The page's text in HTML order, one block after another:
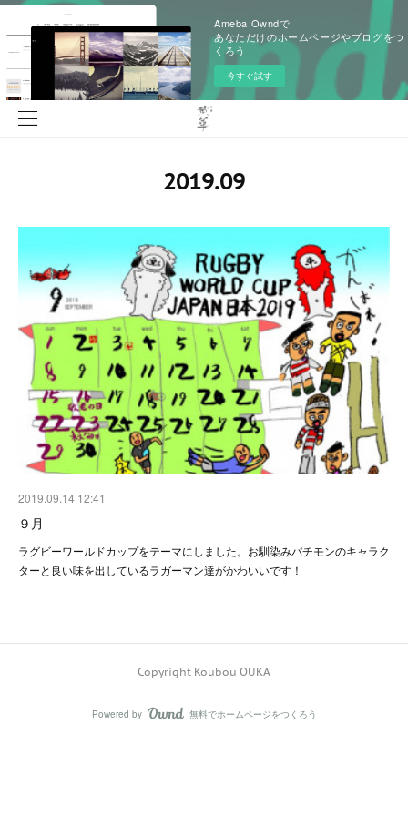
Ameba Owndで
あなただけのホームページやブログをつ
くろう
今すぐ試す
2019.09
2019.09.14 12:41
９月
ラグビーワールドカップをテーマにしました。お馴染みパチモンのキャラク
ターと良い味を出しているラガーマン達がかわいいです！
Copyright Koubou OUKA
Powered by AmebaOwnd
無料でホームページをつくろう